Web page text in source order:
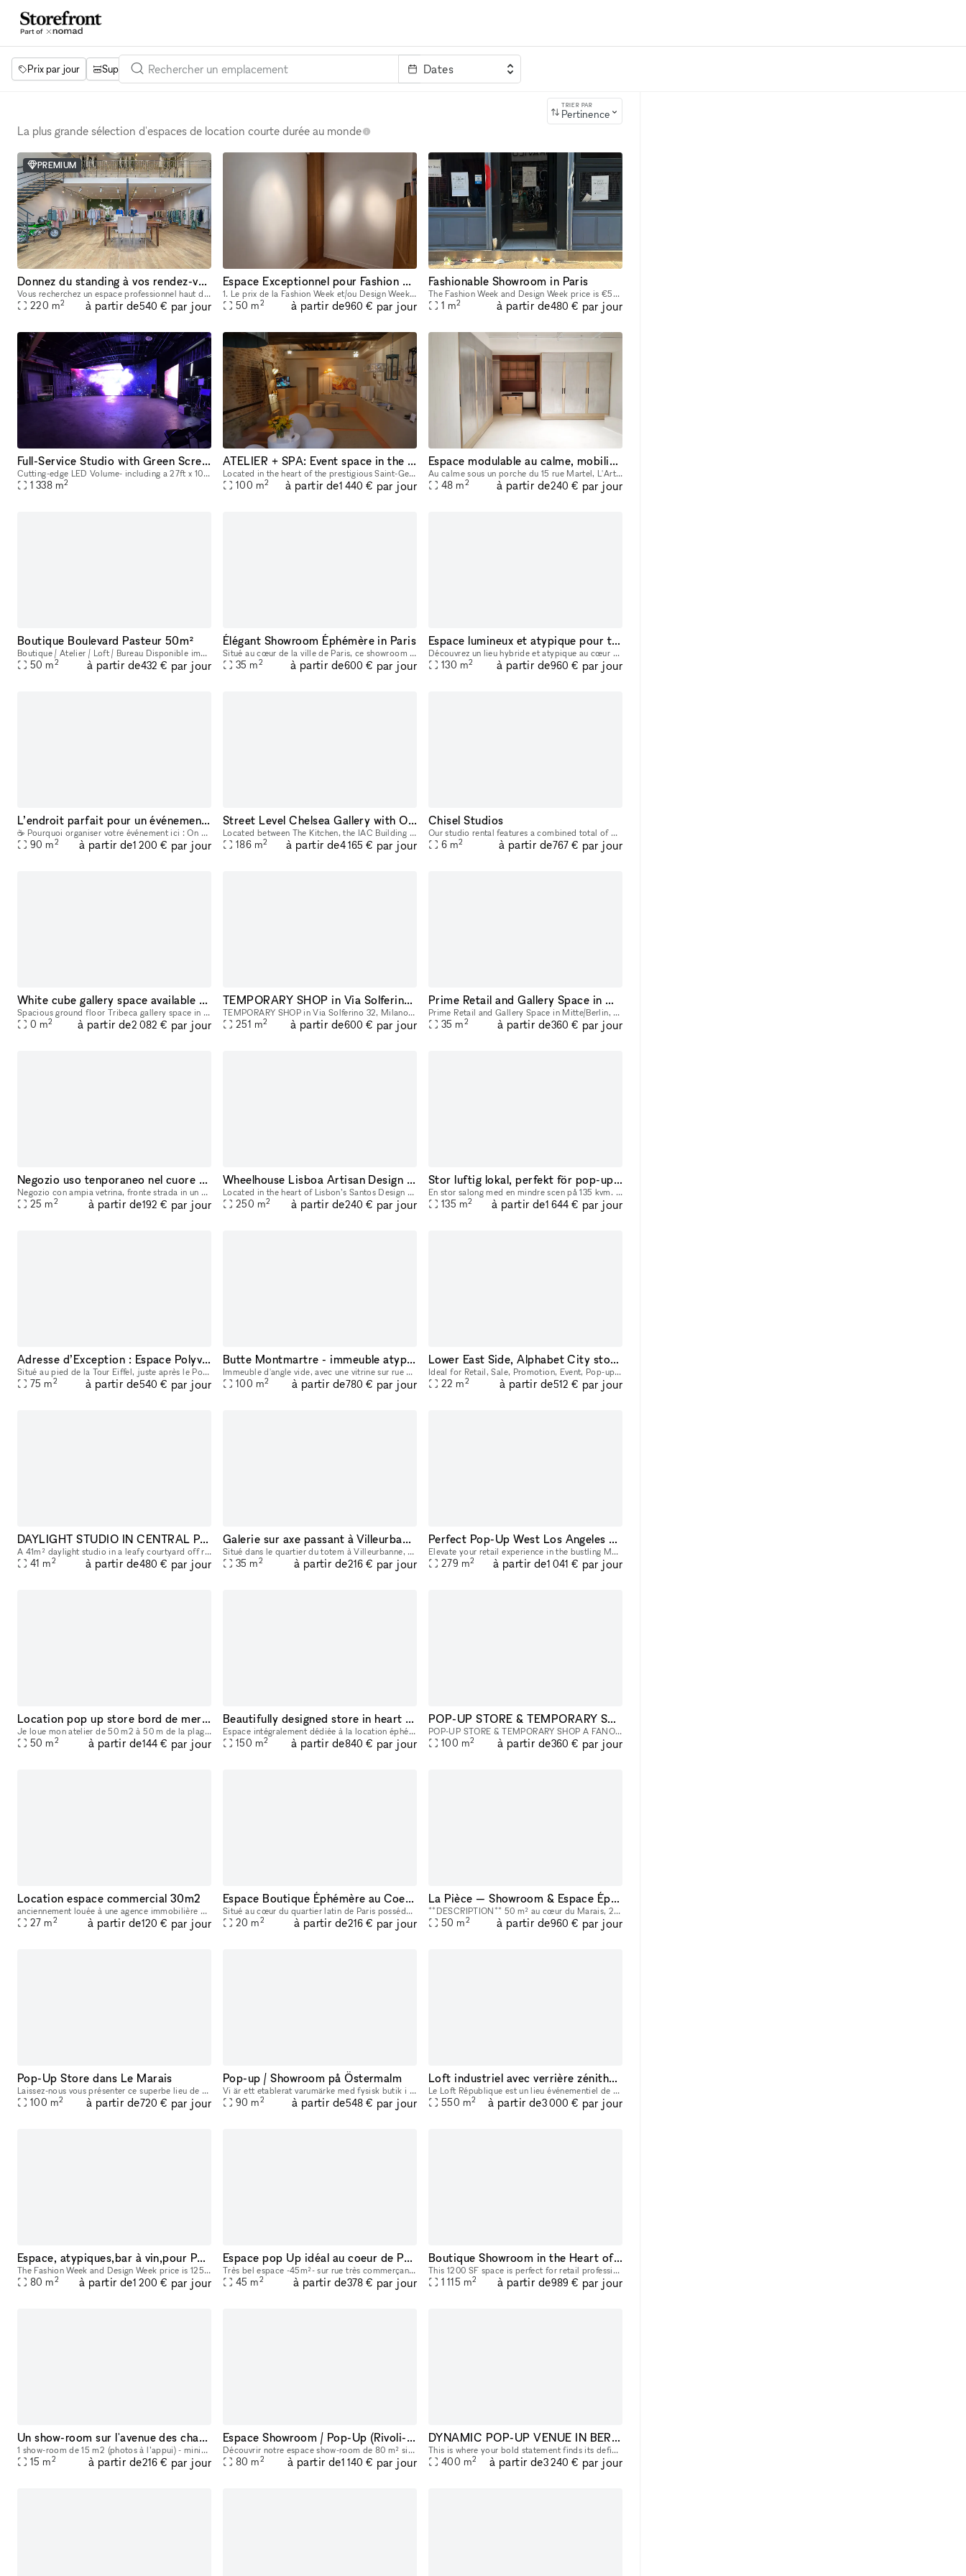
Dates
Prix par jour Superficie Projets Équipements
TRIER PAR
Pertinence
La plus grande sélection d'espaces de location courte durée au monde
PREMIUM
Donnez du standing à vos rendez-vous, un espace pensé pour convaincre
Vous recherchez un espace professionnel haut de gamme pour une activité temporaire ? Nous proposons à la location un showroom premium clé en main de 220 m2, entièrement modulable selon vos besoins.
220 m2 à partir de540 € par jour
Espace Exceptionnel pour Fashion Week à Paris - Galerie d'art, ancien showroom Pierre Cardin (Triangle d'or)
1. Le prix de la Fashion Week et/ou Design Week est de 800 EUR par jour. Découvrez un espace de location idéal pour les professionnels de la mode et du commerce de détail, situé près de la célèbre ru
50 m2 à partir de960 € par jour
Fashionable Showroom in Paris
The Fashion Week and Design Week price is €500 daily, and €625 weekly. Welcome to our centrally located retail space in Paris, ideal for pop-up shops, events, and showrooms. This versatile space boas
1 m2 à partir de480 € par jour
Full-Service Studio with Green Screen & LED Wall – Vehicle-Ready Space
Cutting-edge LED Volume- including a 27ft x 10 ft smoothly curved 4K LED Wall, and 12ft x 12ft LED Ceiling - both 1.9mm pitch LEDs 9x13' Green Cyc Wall - pre-lit available LED Volume can be used fo
1 338 m2
ATELIER + SPA: Event space in the heart of Paris, a place where you can blend your world with ours: the world of wellness
Located in the heart of the prestigious Saint-Germain-des-Prés district, just steps away from the famous Pont Neuf, we are delighted to present a charming 38 sqm ground-floor space where you can blen
100 m2 à partir de1 440 € par jour
Espace modulable au calme, mobilier aluminium, Paris 10e
Au calme sous un porche du 15 rue Martel, L'Art Room est un espace de 48 m² pensé par une artiste comme un lieu d'exposition à part. Murs blancs prêts à accrocher, sol avec un réagreage rose pale, be
48 m2 à partir de240 € par jour
Boutique Boulevard Pasteur 50m²
Boutique / Atelier / Loft / Bureau Disponible immédiatement Idéal pour un espace éphémère ou une boutique avec un atelier en sous-sol. Grande vitrine sur rue. Accès direct sur rue et deuxième ac
50 m2 à partir de432 € par jour
Élégant Showroom Éphémère in Paris
Situé au cœur de la ville de Paris, ce showroom haut de gamme est idéal pour les présentations professionnelles, les showrooms de mode et les pop-up boutiques. Cet espace offre une toile de fond élé
35 m2 à partir de600 € par jour
Espace lumineux et atypique pour tournage, shooting & casting – idéal Fashion Week, pop-up stores & showrooms
Découvrez un lieu hybride et atypique au cœur de Paris, idéalement située entre le Centre Pompidou et la station de métro Arts-et-Métiers ! Plongez dans l’effervescence du Marais chez Ground to Grow
130 m2 à partir de960 € par jour
L’endroit parfait pour un événement à votre image
☕ Pourquoi organiser votre événement ici : On a trouvé le coffee shop qui cache bien son jeu. En journée, c'est l'endroit parfait pour un brunch d'équipe ou un apéro entre collègues, avec des cocktai
90 m2 à partir de1 200 € par jour
Street Level Chelsea Gallery with Outdoor Terrace
Located between The Kitchen, the IAC Building by Frank Gehry and across from David Zwirner, our gallery space is in the heart of Chelsea between 10th and 11th avenue. 2,000 square feet of gallery/ev
186 m2 à partir de4 165 € par jour
Chisel Studios
Our studio rental features a combined total of 66sqm spread across two floors of 40sqm and 26sqm. The space includes very high ceilings, extra large windows with natural light, wheelchair accessibili
6 m2 à partir de767 € par jour
White cube gallery space available for pop-up rentals
Spacious ground floor Tribeca gallery space in prime location available for temporary rentals. Perfect for gallery and design use, fashion week presentations, showrooms, photoshoots, private recept
0 m2 à partir de2 082 € par jour
TEMPORARY SHOP in Via Solferino 32, Milano - 500€ al giorno
TEMPORARY SHOP in Via Solferino 32, Milano - 500€ al giorno – boutique disponibile per AFFITTI GIORNALIERI. Nel cuore di Milano, in Via Solferino 32, questa boutique di circa 25 mq rappresenta una s
251 m2 à partir de600 € par jour
Prime Retail and Gallery Space in Mitte/Berlin, Torstrasse
Prime Retail and Gallery Space in Mitte/Berlin, Torstrasse Nestled in the vibrant heart of Berlin’s Mitte district, this space combines charm and functionality, ideal for events and exhibitions. Perf
35 m2 à partir de360 € par jour
Negozio uso tenporaneo nel cuore di Napoli
Negozio con ampia vetrina, fronte strada in un vicolo adiacente a Spaccanapoli Con sala espositiva 4x5 alta 4.50 m + retrobottega + soppalco + bagno. L’ingresso del negozio a pochi metri dal campa
25 m2 à partir de192 € par jour
Wheelhouse Lisboa Artisan Design Meets Immersive Wellness
Located in the heart of Lisbon’s Santos Design District, Wheelhouse is a 252m² sanctuary designed for brands that value craftsmanship, high-frequency energy, and sensory innovation. Built around a Mo
250 m2 à partir de240 € par jour
Stor luftig lokal, perfekt för pop-up's i centrala Stockholm under juli månad 2026.
En stor salong med en mindre scen på 135 kvm. Bra ljus med spottar i taket samt dagsljus via glastak. Stort och luftigt med direkt access från gatan utan trappor.
135 m2 à partir de1 644 € par jour
Adresse d’Exception : Espace Polyvalent au Pied de la Tour Eiffel (Pop UP, Bureaux, Séminaire, Galeries D'art)
Situé au pied de la Tour Eiffel, juste après le Pont de l’Alma, ce local rare dans le prestigieux 7ᵉ arrondissement de Paris offre une opportunité exceptionnelle pour accueillir vos projets professio
75 m2 à partir de540 € par jour
Butte Montmartre - immeuble atypique et charmant - excellente visibilté et flux de passants constant - entre 50 et 250 m2
Immeuble d'angle vide, avec une vitrine sur rue de 10m linéaire offrant une excellente visibilité. Localisation idéale. Me contacter pour plus d'information.
100 m2 à partir de780 € par jour
Lower East Side, Alphabet City storefront
Ideal for Retail, Sale, Promotion, Event, Pop-ups, Gallery Shows. Graphic Design studio in the heart of the Lower East Side is looking to rent out the front store to host gallery openings, pop-up st
22 m2 à partir de512 € par jour
DAYLIGHT STUDIO IN CENTRAL PARIS
A 41m² daylight studio in a leafy courtyard off rue du Faubourg Poissonnière. No fixed lighting. Full creative freedom. ABOUT THE SPACE Located in a quiet courtyard in the 9th arrondissement, the st
41 m2 à partir de480 € par jour
Galerie sur axe passant à Villeurbanne
Situé dans le quartier du totem à Villeurbanne, sur un axe passant, bel espace show-room pouvant accueillir du public sur 28m2, avec possibilité rangement/stockage en arrière salle sur environ 7m2.
35 m2 à partir de216 € par jour
Perfect Pop-Up West Los Angeles Venice, Santa Monica, Marina Del Rey Area
Elevate your retail experience in the bustling Main City Center with our versatile space perfect for pop-up shops, events, and showrooms. This dynamic location offers convenient proximity to prime ar
279 m2 à partir de1 041 € par jour
Location pop up store bord de mer Normandie
Je loue mon atelier de 50 m2 à 50 m de la plage de Trouville sur mer. De plein pied, avec 5 vitrines en angles donnant sur deux rues passantes. L'espace peut être divisé ou louer en totalité, a la jo
50 m2 à partir de144 € par jour
Beautifully designed store in heart of Paris
Espace intégralement dédiée à la location éphémère , toute l'année, pour quelques jours à plusieurs mois. L'espace a été désigné par un architecte du Bauhaus, de renom. Il comprend un rez de chauss
150 m2 à partir de840 € par jour
POP-UP STORE & TEMPORARY SHOP A FANO
POP-UP STORE & TEMPORARY SHOP A FANO Nel cuore del centro storico di Fano nasce uno spazio esclusivo dedicato a brand, e-commerce, designer e aziende che desiderano creare un’esperienza retail tempo
100 m2 à partir de360 € par jour
Location espace commercial 30m2
anciennement louée à une agence immobilière Local refait à neuf Présence wc et kitchenette Grande vitrine
27 m2 à partir de120 € par jour
Espace Boutique Éphémère au Coeur de Paris
Situé au cœur du quartier latin de Paris possédant une grande fenêtre et une belle hauteur sous plafond avec charme et authenticité
20 m2 à partir de216 € par jour
La Pièce — Showroom & Espace Éphémère — Marais
**DESCRIPTION** 50 m² au cœur du Marais, 21 rue Béranger (3e arrondissement). Un espace brut et épuré, pensé pour les showrooms, présentations de collections, pop-ups et événements mode. Grande vitr
50 m2 à partir de960 € par jour
Pop-Up Store dans Le Marais
Laissez-nous vous présenter ce superbe lieu de 100m2 en rez-de-chaussé situé en plein cœur de Paris. Il vous est proposé en location éphémère pour y organiser vos prochains Showroom, Showroom Fashion
100 m2 à partir de720 € par jour
Pop-up / Showroom på Östermalm
Vi är ett etablerat varumärke med fysisk butik i ett attraktivt läge på Grevgatan på Östermalm och söker nu ett kompletterande brand/koncept som tillfälligt vill dela butikslokal med oss, antingen i
90 m2 à partir de548 € par jour
Loft industriel avec verrière zénithale
Le Loft République est un lieu événementiel de 550m² situé au cœur du 11e arrondissement de Paris, à deux pas de la place de la République. Réparti sur 3 niveaux, cet espace atypique offre des volume
550 m2 à partir de3 000 € par jour
Espace, atypiques,bar à vin,pour Pop up etc..
The Fashion Week and Design Week price is 1250 per day. This versatile space in Paris is ideal for hosting a variety of events. Whether you're planning a pop-up shop, showroom, art exhibition, or cor
80 m2 à partir de1 200 € par jour
Espace pop Up idéal au coeur de Paris
Très bel espace -45m²- sur rue très commerçante et très passante entre le Musée du Louvre, la fondation Cartier et la fondation Pinault et un niveau -1 pour stockage des marchandises. hauteur sous
45 m2 à partir de378 € par jour
Boutique Showroom in the Heart of Los Angeles
This 1200 SF space is perfect for retail professionals looking for a temporary rental solution in the bustling commercial district of Los Angeles. Featuring two sky lights, 13'6" tall walls, adjustab
1 115 m2 à partir de989 € par jour
Un show-room sur l'avenue des champs Elysées
1 show-room de 15 m2 (photos à l’appui) - minimum 3j de location - 3 portants, 1 portant 50cm/50cm, 1 table à mettre à disposition -cible : cosmétique, mode, maquillage, bijoux. - si pas assez d
15 m2 à partir de216 € par jour
Espace Showroom / Pop-Up (Rivoli-Louvre)
Découvrir notre espace show-room de 80 m² situé en plein cœur du 1er arrondissement de Paris. Idéal pour des Showrooms, Pop-Up Store etc... L'espace est neuf, il a été rénové très récemment. Prix n
80 m2 à partir de1 140 € par jour
DYNAMIC POP-UP VENUE IN BERLIN // ROOFTOP & TERRACE AVAIL
This is where your bold statement finds its definitive stage. Step beyond the mundane. [CORPUS] presents the LOBE Block, a unique brutalist architectural landmark with remarkable transformative power
400 m2 à partir de3 240 € par jour